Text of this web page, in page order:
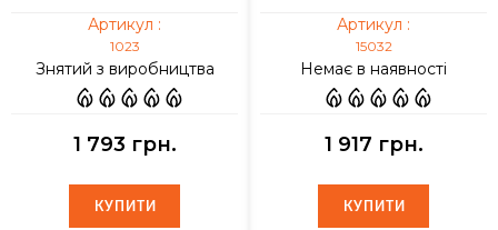
Артикул :
1023
Знятий з виробництва
1 793 грн.
КУПИТИ
КУПИТИ
Артикул :
15032
Немає в наявності
1 917 грн.
КУПИТИ
КУПИТИ